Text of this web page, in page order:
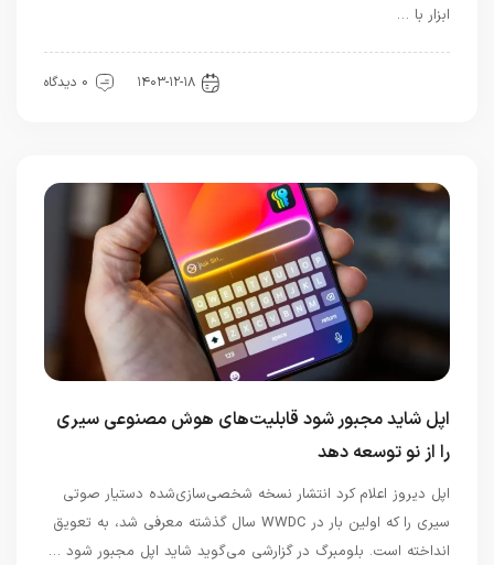
ابزار با …
۱۴۰۳-۱۲-۱۸ 0 دیدگاه
اپل شاید مجبور شود قابلیت‌های هوش مصنوعی سیری
را از نو توسعه دهد
اپل دیروز اعلام کرد انتشار نسخه شخصی‌سازی‌شده دستیار صوتی
سیری را که اولین‌ بار در WWDC سال گذشته معرفی شد، به تعویق
انداخته است. بلومبرگ در گزارشی می‌گوید شاید اپل مجبور شود …